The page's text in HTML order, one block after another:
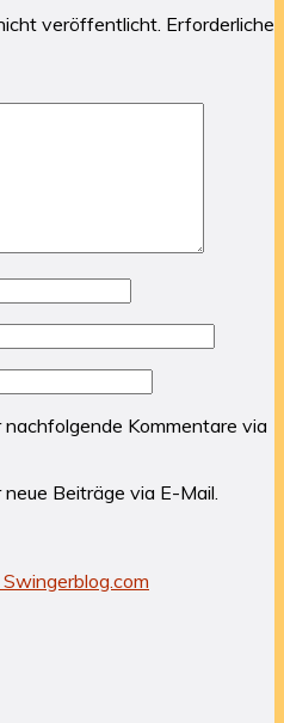
veröffentlicht. Erforderliche
Kommentare via
Beiträge via E-Mail.